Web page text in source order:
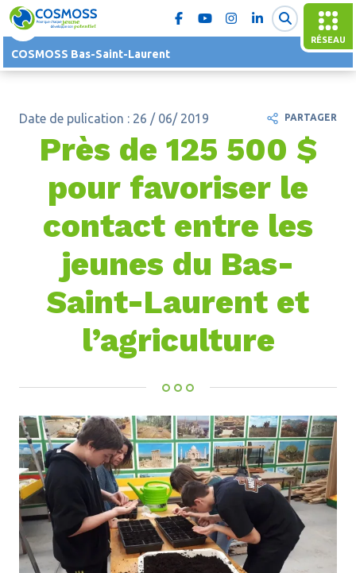
RÉSEAU
COSMOSS Bas-Saint-Laurent
Date de pulication : 26 / 06/ 2019
Près de 125 500 $
pour favoriser le
contact entre les
jeunes du Bas-
Saint-Laurent et
l’agriculture
PARTAGER